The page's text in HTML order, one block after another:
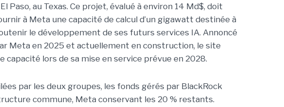
Paso, au Texas. Ce projet, évalué à environ 14 Md$, doit
à Meta une capacité de calcul d’un gigawatt destinée à
le développement de ses futurs services IA. Annoncé
Meta en 2025 et actuellement en construction, le site
capacité lors de sa mise en service prévue en 2028.
par les deux groupes, les fonds gérés par BlackRock
commune, Meta conservant les 20 % restants.